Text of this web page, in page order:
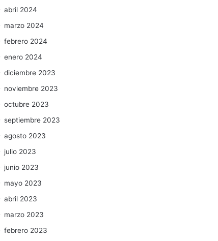
abril 2024
marzo 2024
febrero 2024
enero 2024
diciembre 2023
noviembre 2023
octubre 2023
septiembre 2023
agosto 2023
julio 2023
junio 2023
mayo 2023
abril 2023
marzo 2023
febrero 2023